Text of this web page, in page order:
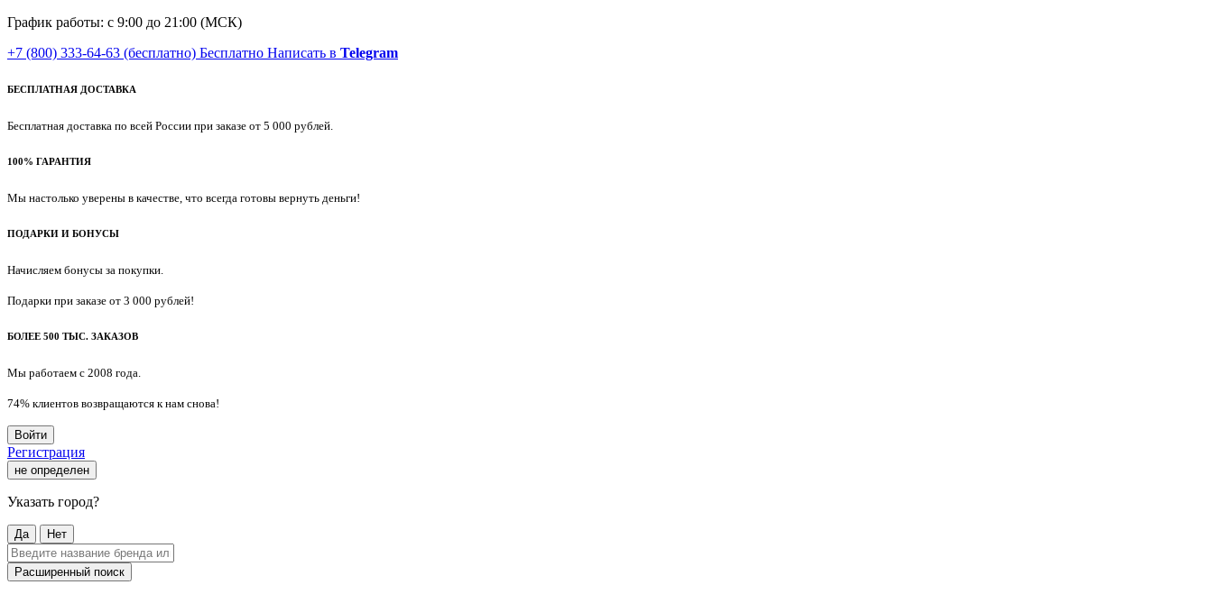
График работы: с 9:00 до 21:00 (МСК)
+7 (800) 333-64-63 (бесплатно) Бесплатно Написать в Telegram
БЕСПЛАТНАЯ ДОСТАВКА
Бесплатная доставка по всей России при заказе от 5 000 рублей.
100% ГАРАНТИЯ
Мы настолько уверены в качестве, что всегда готовы вернуть деньги!
ПОДАРКИ И БОНУСЫ
Начисляем бонусы за покупки.
Подарки при заказе от 3 000 рублей!
БОЛЕЕ 500 ТЫС. ЗАКАЗОВ
Мы работаем с 2008 года.
74% клиентов возвращаются к нам снова!
Войти
Регистрация
не определен
Указать город?
Да Нет
Расширенный поиск